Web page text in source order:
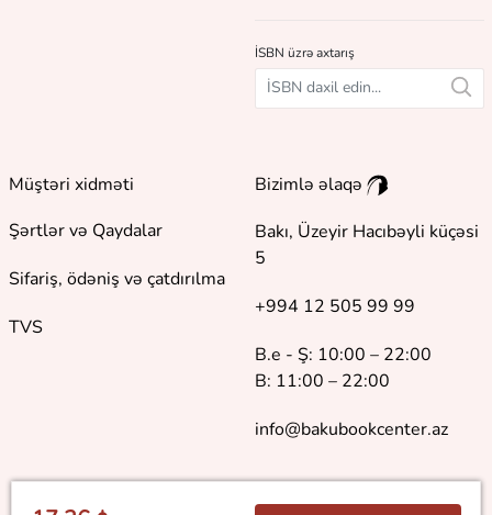
İSBN üzrə axtarış
Müştəri xidməti
Şərtlər və Qaydalar
Sifariş, ödəniş və çatdırılma
TVS
Bizimlə əlaqə
Bakı, Üzeyir Hacıbəyli küçəsi
5
+994 12 505 99 99
B.e - Ş: 10:00 – 22:00
B: 11:00 – 22:00
info@bakubookcenter.az